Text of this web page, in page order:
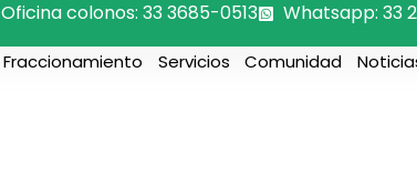
Oficina colonos: 33 3685-0513 Whatsapp: 33
Fraccionamiento Servicios Comunidad